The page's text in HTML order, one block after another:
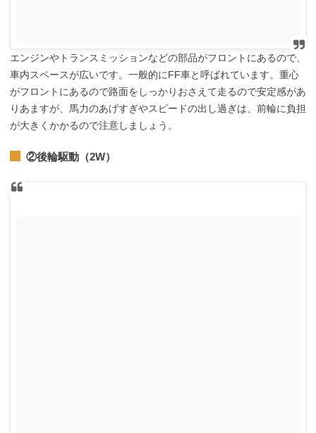
エンジンやトランスミッションなどの部品がフロントにあるので、
車内スペースが広いです。一般的にFF車と呼ばれています。重心
がフロントにあるので路面をしっかりおさえて走るので安定感があ
りあますが、馬力のあげすぎやスピードの出し過ぎは、前輪に負担
が大きくかかるので注意しましょう。
②後輪駆動（2W）